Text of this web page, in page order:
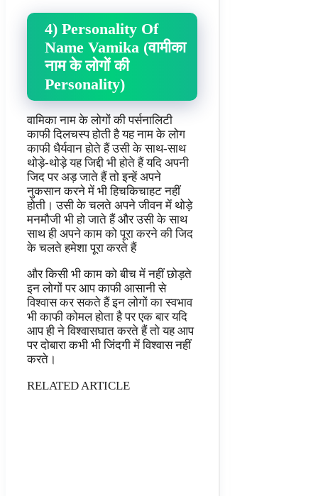
4) Personality Of
Name Vamika (वामीका
नाम के लोगों की
Personality)
वामिका नाम के लोगों की पर्सनालिटी
काफी दिलचस्प होती है यह नाम के लोग
काफी धैर्यवान होते हैं उसी के साथ-साथ
थोड़े-थोड़े यह जिद्दी भी होते हैं यदि अपनी
जिद पर अड़ जाते हैं तो इन्हें अपने
नुकसान करने में भी हिचकिचाहट नहीं
होती। उसी के चलते अपने जीवन में थोड़े
मनमौजी भी हो जाते हैं और उसी के साथ
साथ ही अपने काम को पूरा करने की जिद
के चलते हमेशा पूरा करते हैं
और किसी भी काम को बीच में नहीं छोड़ते
इन लोगों पर आप काफी आसानी से
विश्वास कर सकते हैं इन लोगों का स्वभाव
भी काफी कोमल होता है पर एक बार यदि
आप ही ने विश्वासघात करते हैं तो यह आप
पर दोबारा कभी भी जिंदगी में विश्वास नहीं
करते।
RELATED ARTICLE